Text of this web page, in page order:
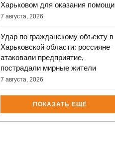
Харьковом для оказания помощи
7 августа, 2026
Удар по гражданскому объекту в
Харьковской области: россияне
атаковали предприятие,
пострадали мирные жители
7 августа, 2026
ПОКАЗАТЬ ЕЩЁ